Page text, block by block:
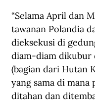
“Selama April dan
tawanan Polandia
dieksekusi di
diam-diam dikubur
(bagian dari Hutan
yang sama di
ditahan dan